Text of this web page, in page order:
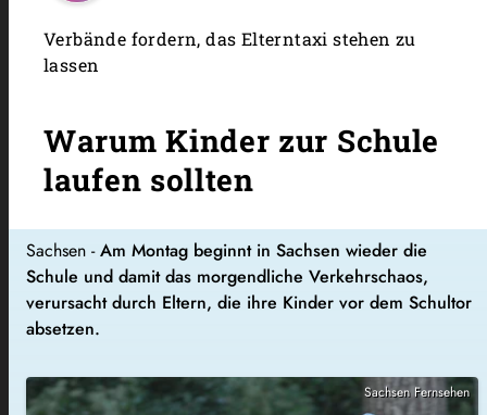
Verbände fordern, das Elterntaxi stehen zu
lassen
Warum Kinder zur Schule
laufen sollten
Sachsen -Am Montag beginnt in Sachsen wieder die
Schule und damit das morgendliche Verkehrschaos,
verursacht durch Eltern, die ihre Kinder vor dem Schultor
absetzen.
Sachsen Fernsehen